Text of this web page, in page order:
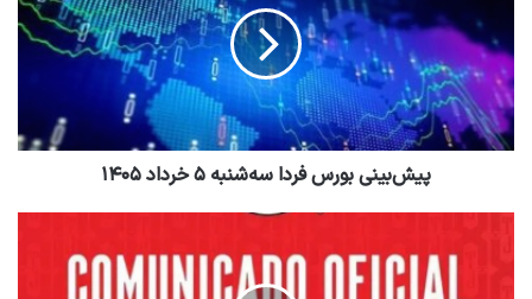
پیش‌بینی بورس فردا سه‌شنبه ۵ خرداد ۱۴۰۵